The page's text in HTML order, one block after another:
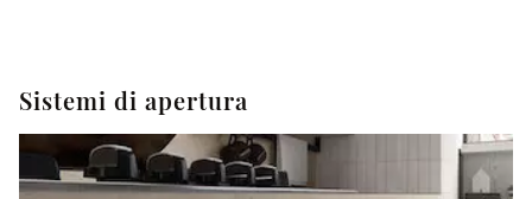
Sistemi di apertura